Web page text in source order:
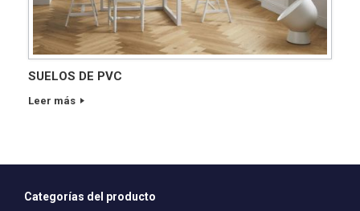
SUELOS DE PVC
Leer más
Categorías del producto